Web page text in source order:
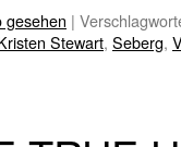
gesehen |
Stewart, Seberg,